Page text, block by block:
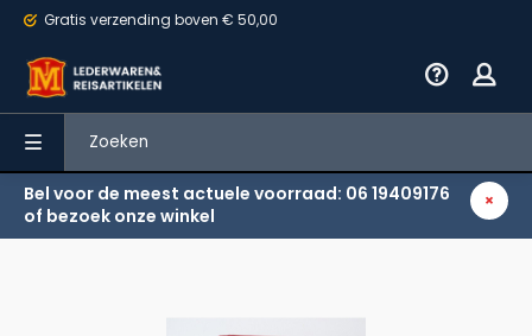
Gratis verzending boven € 50,00
Bel voor de meest actuele voorraad: 06 19409176
of bezoek onze winkel
Terug